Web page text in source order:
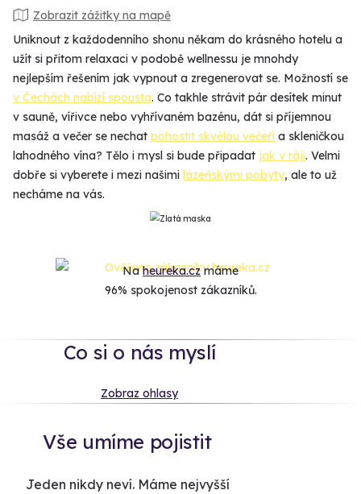
Zobrazit zážitky na mapě
Uniknout z každodenního shonu někam do krásného hotelu a
užít si přitom relaxaci v podobě wellnessu je mnohdy
nejlepším řešením jak vypnout a zregenerovat se. Možností se
v Čechách nabízí spousta. Co takhle strávit pár desítek minut
v sauně, vířivce nebo vyhřívaném bazénu, dát si příjemnou
masáž a večer se nechat pohostit skvělou večeří a skleničkou
lahodného vína? Tělo i mysl si bude připadat jak v ráji. Velmi
dobře si vyberete i mezi našimi lázeňskými pobyty, ale to už
necháme na vás.
Naheureka.czmáme
96% spokojenost zákazníků.
Co si o nás myslí
Zobraz ohlasy
Vše umíme pojistit
Jeden nikdy neví. Máme nejvyšší